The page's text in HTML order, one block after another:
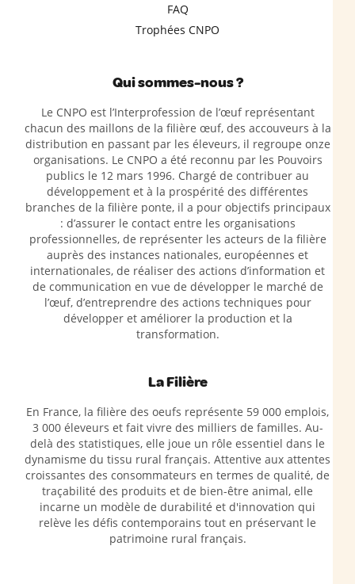
FAQ
Trophées CNPO
Qui sommes-nous ?
Le CNPO est l’Interprofession de l’œuf représentant
chacun des maillons de la filière œuf, des accouveurs à la
distribution en passant par les éleveurs, il regroupe onze
organisations. Le CNPO a été reconnu par les Pouvoirs
publics le 12 mars 1996. Chargé de contribuer au
développement et à la prospérité des différentes
branches de la filière ponte, il a pour objectifs principaux
: d’assurer le contact entre les organisations
professionnelles, de représenter les acteurs de la filière
auprès des instances nationales, européennes et
internationales, de réaliser des actions d’information et
de communication en vue de développer le marché de
l’œuf, d’entreprendre des actions techniques pour
développer et améliorer la production et la
transformation.
La Filière
En France, la filière des oeufs représente 59 000 emplois,
3 000 éleveurs et fait vivre des milliers de familles. Au-
delà des statistiques, elle joue un rôle essentiel dans le
dynamisme du tissu rural français. Attentive aux attentes
croissantes des consommateurs en termes de qualité, de
traçabilité des produits et de bien-être animal, elle
incarne un modèle de durabilité et d'innovation qui
relève les défis contemporains tout en préservant le
patrimoine rural français.